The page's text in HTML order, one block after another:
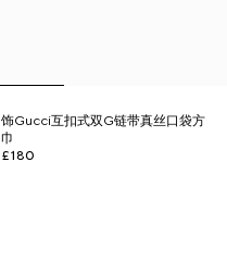
饰Gucci互扣式双G链带真丝口袋方
巾
£180